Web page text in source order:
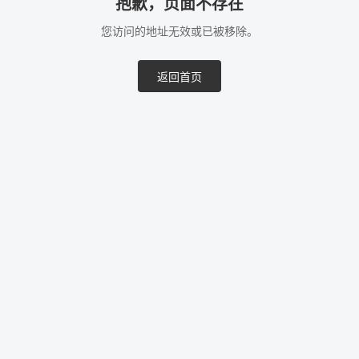
抱歉，页面不存在
您访问的地址无效或已被移除。
返回首页